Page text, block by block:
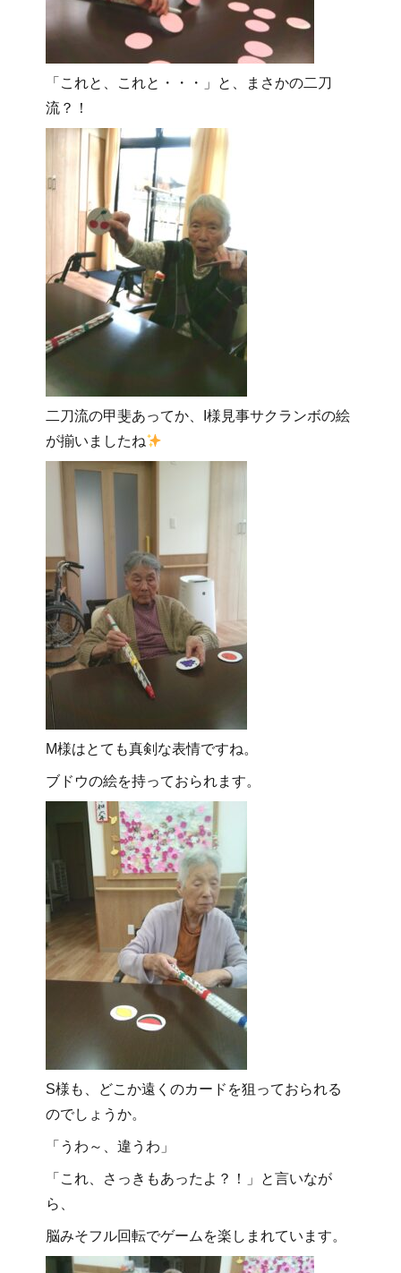
「これと、これと・・・」と、まさかの二刀
流？！
二刀流の甲斐あってか、I様見事サクランボの絵
が揃いましたね
M様はとても真剣な表情ですね。
ブドウの絵を持っておられます。
S様も、どこか遠くのカードを狙っておられる
のでしょうか。
「うわ～、違うわ」
「これ、さっきもあったよ？！」と言いなが
ら、
脳みそフル回転でゲームを楽しまれています。